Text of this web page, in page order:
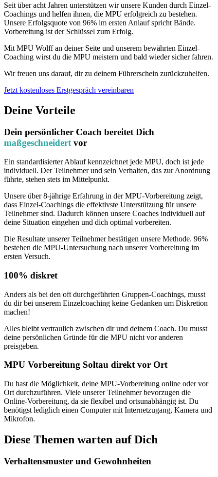
Seit über acht Jahren unterstützen wir unsere Kunden durch Einzel-
Coachings und helfen ihnen, die MPU erfolgreich zu bestehen.
Unsere Erfolgsquote von 96% im ersten Anlauf spricht Bände.
Vorbereitung ist der Schlüssel zum Erfolg.
Mit MPU Wolff an deiner Seite und unserem bewährten Einzel-
Coaching wirst du die MPU meistern und bald wieder sicher fahren.
Wir freuen uns darauf, dir zu deinem Führerschein zurückzuhelfen.
Jetzt kostenloses Erstgespräch vereinbaren
Deine Vorteile
Dein persönlicher Coach bereitet Dich
maßgeschneidertvor
Ein standardisierter Ablauf kennzeichnet jede MPU, doch ist jede
individuell. Der Teilnehmer und sein Verhalten, das zur Anordnung
führte, stehen stets im Mittelpunkt.
Unsere über 8-jährige Erfahrung in der MPU-Vorbereitung zeigt,
dass Einzel-Coachings die effektivste Unterstützung für unsere
Teilnehmer sind. Dadurch können unsere Coaches individuell auf
deine Situation eingehen und dich optimal vorbereiten.
Die Resultate unserer Teilnehmer bestätigen unsere Methode. 96%
bestehen die MPU-Untersuchung nach unserer Vorbereitung im
ersten Versuch.
100% diskret
Anders als bei den oft durchgeführten Gruppen-Coachings, musst
du dir bei unserem Einzelcoaching keine Gedanken um Diskretion
machen!
Alles bleibt vertraulich zwischen dir und deinem Coach. Du musst
deine persönlichen Gründe für die MPU nicht vor anderen
preisgeben.
MPU Vorbereitung Soltau direkt vor Ort
Du hast die Möglichkeit, deine MPU-Vorbereitung online oder vor
Ort durchzuführen. Viele unserer Teilnehmer bevorzugen die
Online-Vorbereitung, da sie flexibel und ortsunabhängig ist. Du
benötigst lediglich einen Computer mit Internetzugang, Kamera und
Mikrofon.
Diese Themen warten auf Dich
Verhaltensmuster und Gewohnheiten